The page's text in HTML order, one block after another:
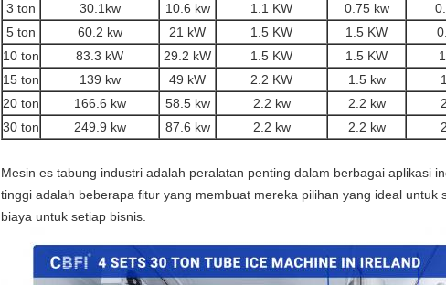
3 ton
30.1kw 10.6 kw 1.1 KW 0.75 kw
5 ton
60.2 kw 21 kW 1.5 KW 1.5 KW
10 ton
83.3 kW 29.2 kW 1.5 KW 1.5 KW
15 ton
139 kw 49 kW 2.2 KW 1.5 kw
20 ton
166.6 kw 58.5 kw 2.2 kw 2.2 kw
30 ton
249.9 kw 87.6 kw 2.2 kw 2.2 kw
Mesin es tabung industri adalah peralatan penting dalam berbagai aplikasi
tinggi adalah beberapa fitur yang membuat mereka pilihan yang ideal untuk
biaya untuk setiap bisnis.